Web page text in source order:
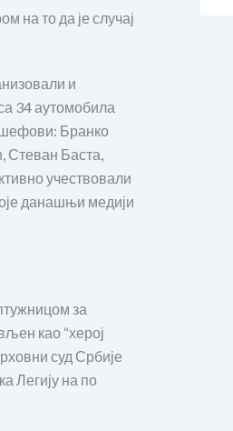
на то да је случај
и
34 аутомобила
шефови: Бранко
Баста,
учествовали
данашњи медији
за
као “херој
суд Србије
Легију на по